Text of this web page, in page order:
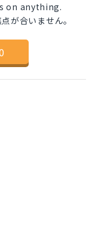
on anything.
が合いません。